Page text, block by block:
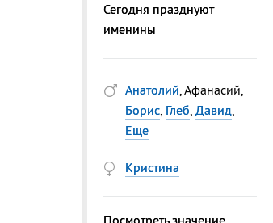
Сегодня празднуют
именины
Анатолий, Афанасий,
Борис, Глеб, Давид,
Еще
Кристина
Посмотреть значение